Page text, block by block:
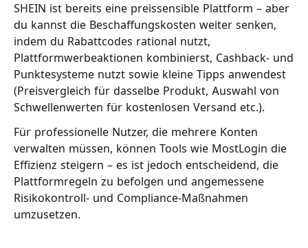
SHEIN ist bereits eine preissensible Plattform – aber
du kannst die Beschaffungskosten weiter senken,
indem du Rabattcodes rational nutzt,
Plattformwerbeaktionen kombinierst, Cashback- und
Punktesysteme nutzt sowie kleine Tipps anwendest
(Preisvergleich für dasselbe Produkt, Auswahl von
Schwellenwerten für kostenlosen Versand etc.).
Für professionelle Nutzer, die mehrere Konten
verwalten müssen, können Tools wie MostLogin die
Effizienz steigern – es ist jedoch entscheidend, die
Plattformregeln zu befolgen und angemessene
Risikokontroll- und Compliance-Maßnahmen
umzusetzen.